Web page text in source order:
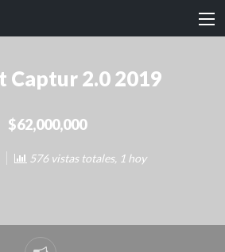
Captur 2.0 2019
$62,000,000
576 vistas totales, 1 hoy